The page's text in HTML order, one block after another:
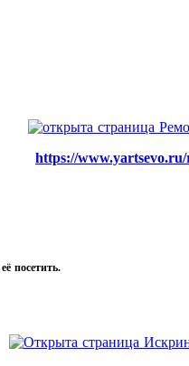
https://
посетить.